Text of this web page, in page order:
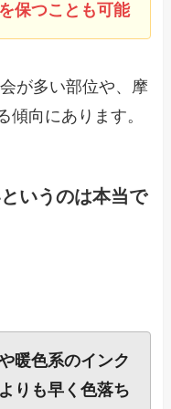
保つことも可能
が多い部位や、摩
傾向にあります。
いうのは本当で
暖色系のインク
りも早く色落ち